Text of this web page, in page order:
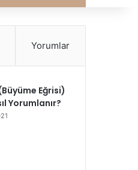
Yorumlar
Eğrisi)
Yorumlanır?